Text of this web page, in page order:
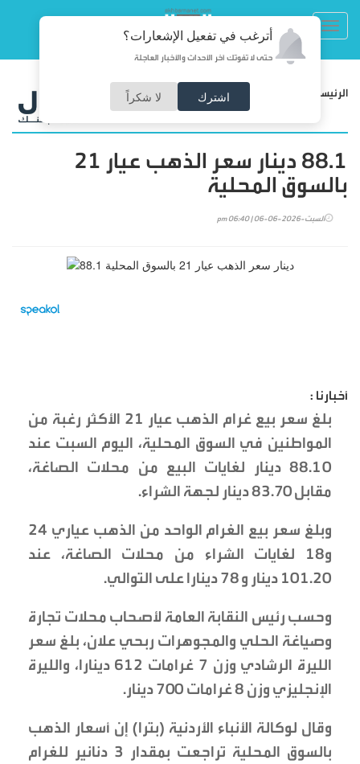
أترغب في تفعيل الإشعارات؟
حتى لا تفوتك آخر الأحداث والأخبار العاجلة
اشترك لا شكراً الرئيسية
88.1 دينار سعر الذهب عيار 21
بالسوق المحلية
السبت-2026-06-06 | 06:40 pm
أخبارنا :
بلغ سعر بيع غرام الذهب عيار 21 الأكثر رغبة من
المواطنين في السوق المحلية، اليوم السبت عند
88.10 دينار لغايات البيع من محلات الصاغة،
مقابل 83.70 دينار لجهة الشراء.
وبلغ سعر بيع الغرام الواحد من الذهب عياري 24
و18 لغايات الشراء من محلات الصاغة، عند
101.20 دينار و 78 دينارا على التوالي.
وحسب رئيس النقابة العامة لأصحاب محلات تجارة
وصياغة الحلي والمجوهرات ربحي علان، بلغ سعر
الليرة الرشادي وزن 7 غرامات 612 دينارا، والليرة
الإنجليزي وزن 8 غرامات 700 دينار.
وقال لوكالة الأنباء الأردنية (بترا) إن أسعار الذهب
بالسوق المحلية تراجعت بمقدار 3 دنانير للغرام